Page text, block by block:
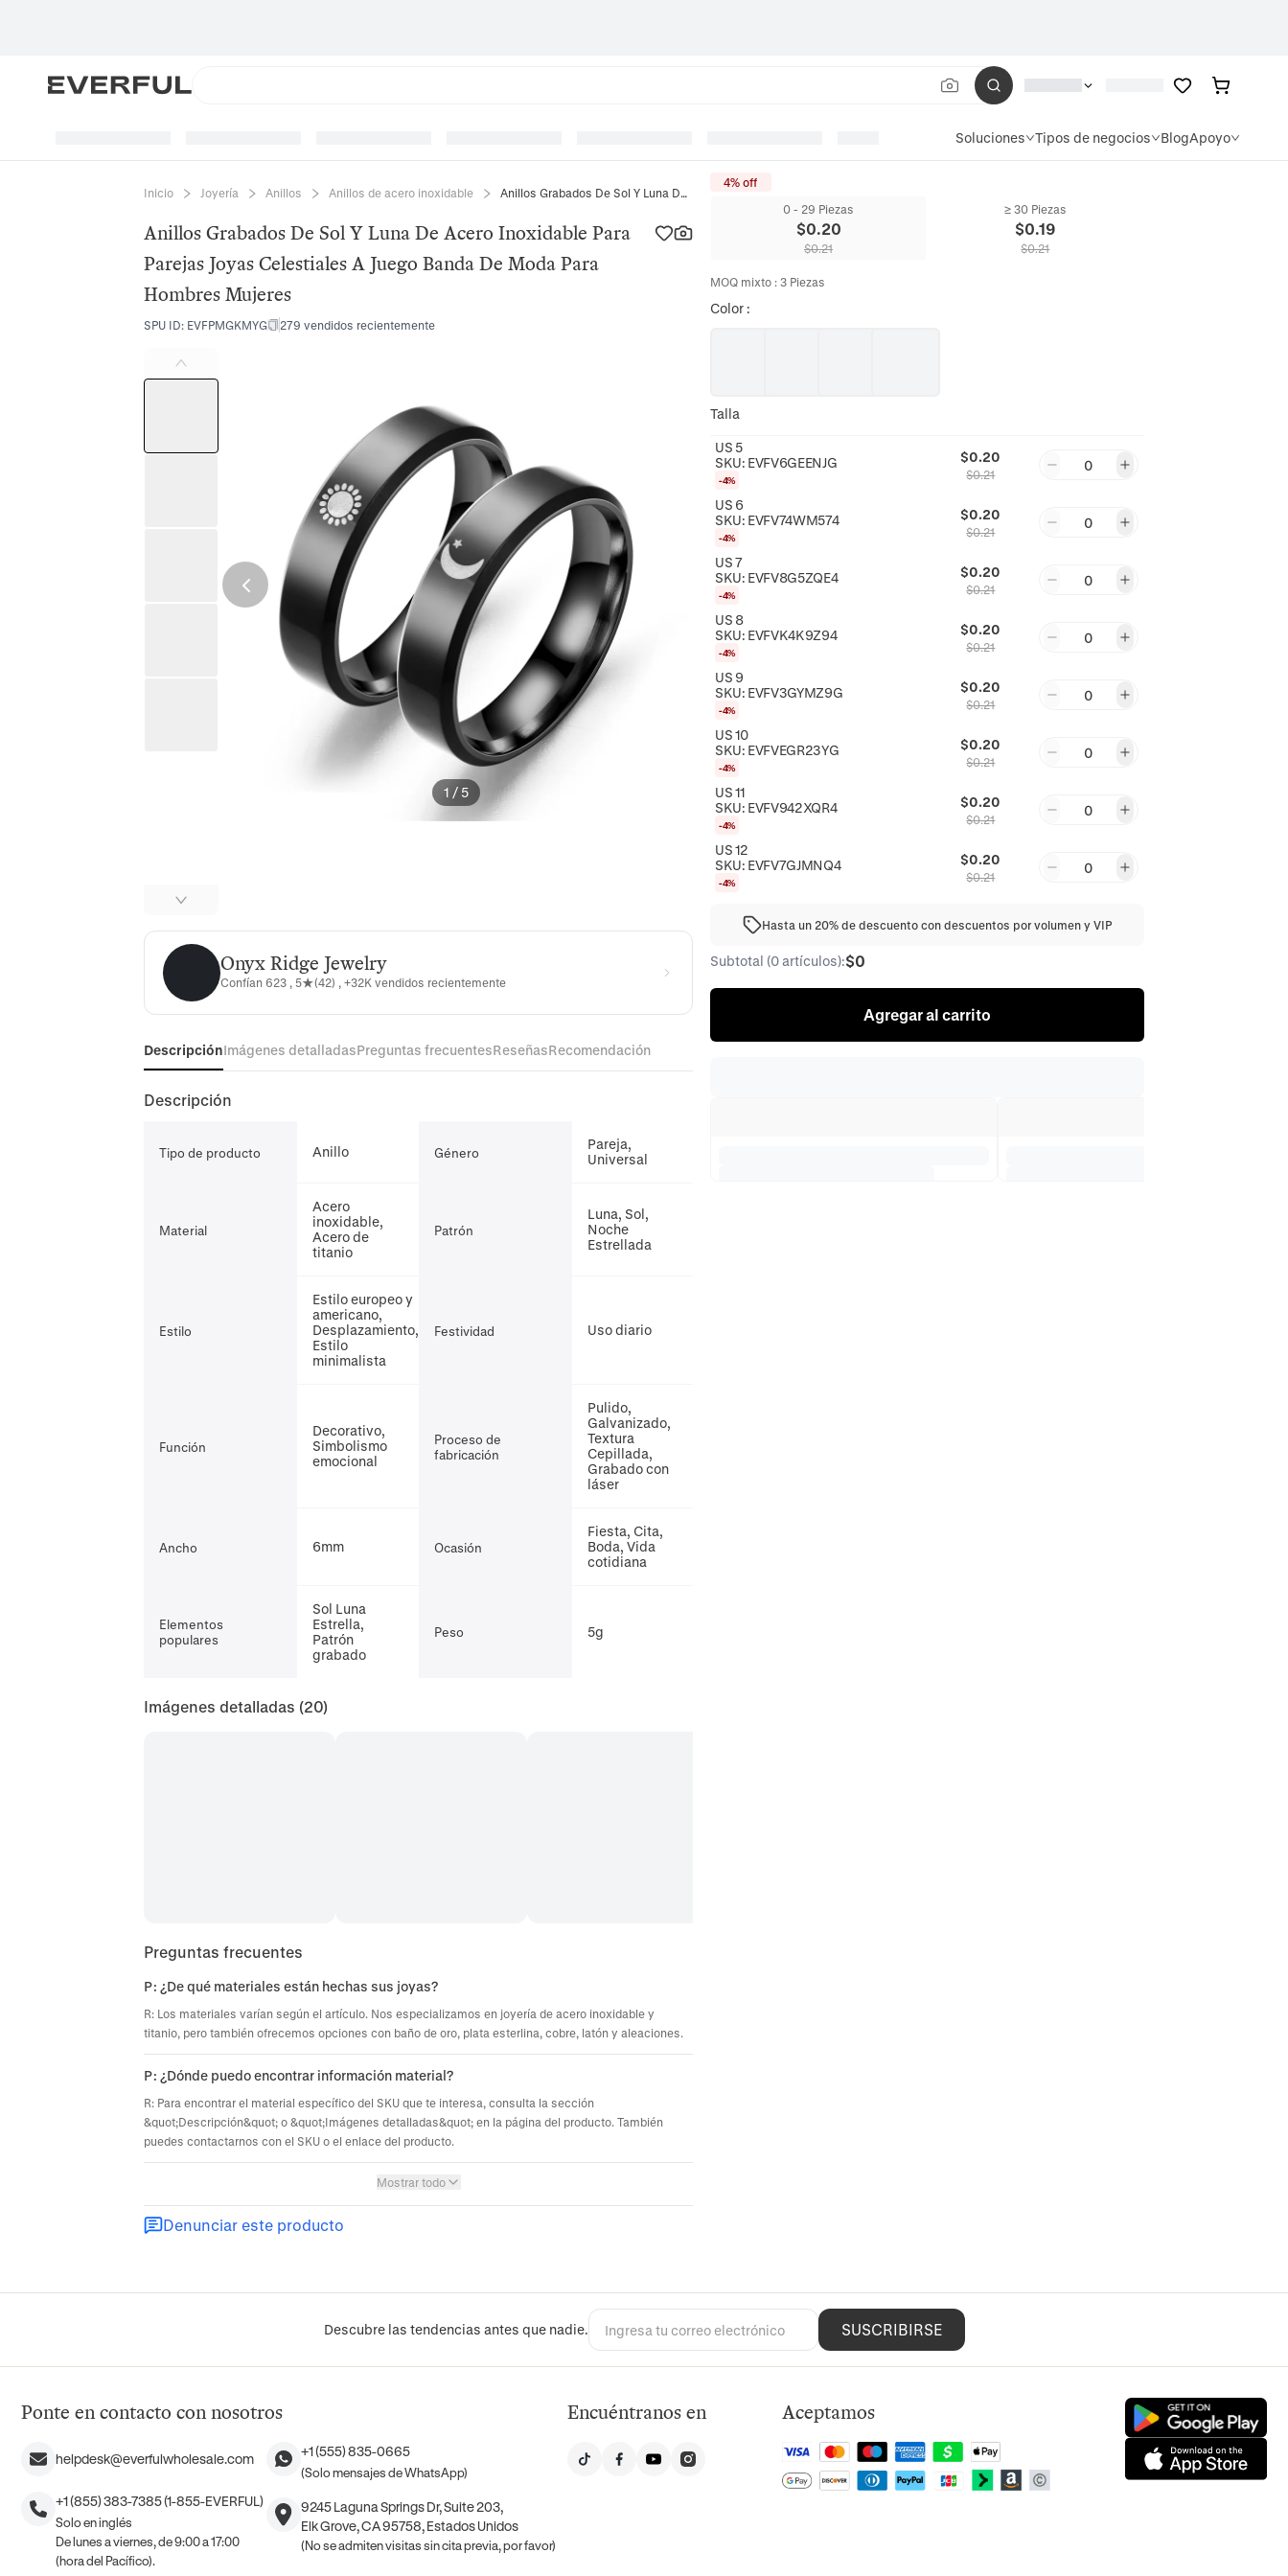
Soluciones Tipos de negocios BlogApoyo
Inicio Joyería Anillos Anillos de acero inoxidable Anillos Grabados De Sol Y Luna De Acero Inoxidable Para Parejas Joyas Celestiales A Juego Banda De Moda Para Hombres Mujeres
Anillos Grabados De Sol Y Luna De Acero Inoxidable Para
Parejas Joyas Celestiales A Juego Banda De Moda Para
Hombres Mujeres
SPU ID: EVFPMGKMYG 279 vendidos recientemente
1 / 5
Onyx Ridge Jewelry
Onyx Ridge Jewelry
Confían 623 , 5★(42) , +32K vendidos recientemente
DescripciónImágenes detalladasPreguntas frecuentesReseñasRecomendación
Descripción
Tipo de producto Anillo Género
Pareja,
Universal
Material
Acero
inoxidable,
Acero de
titanio
Patrón
Luna, Sol,
Noche
Estrellada
Estilo
Estilo europeo y
americano,
Desplazamiento,
Estilo
minimalista
Festividad Uso diario
Función
Decorativo,
Simbolismo
emocional
Proceso de
fabricación
Pulido,
Galvanizado,
Textura
Cepillada,
Grabado con
láser
Ancho 6mm Ocasión
Fiesta, Cita,
Boda, Vida
cotidiana
Elementos
populares
Sol Luna
Estrella,
Patrón
grabado
Peso 5g
Imágenes detalladas (20)
Preguntas frecuentes
P: ¿De qué materiales están hechas sus joyas?
R: Los materiales varían según el artículo. Nos especializamos en joyería de acero inoxidable y
titanio, pero también ofrecemos opciones con baño de oro, plata esterlina, cobre, latón y aleaciones.
P: ¿Dónde puedo encontrar información material?
R: Para encontrar el material específico del SKU que te interesa, consulta la sección
&quot;Descripción&quot; o &quot;Imágenes detalladas&quot; en la página del producto. También
puedes contactarnos con el SKU o el enlace del producto.
Mostrar todo
Denunciar este producto
4% off
0 - 29 Piezas
$0.20
$0.21
≥ 30 Piezas
$0.19
$0.21
MOQ mixto: 3 Piezas
Color:
Talla
US 5
SKU: EVFV6GEENJG
-4%
$0.20
$0.21
0
US 6
SKU: EVFV74WM574
-4%
$0.20
$0.21
0
US 7
SKU: EVFV8G5ZQE4
-4%
$0.20
$0.21
0
US 8
SKU: EVFVK4K9Z94
-4%
$0.20
$0.21
0
US 9
SKU: EVFV3GYMZ9G
-4%
$0.20
$0.21
0
US 10
SKU: EVFVEGR23YG
-4%
$0.20
$0.21
0
US 11
SKU: EVFV942XQR4
-4%
$0.20
$0.21
0
US 12
SKU: EVFV7GJMNQ4
-4%
$0.20
$0.21
0
Hasta un 20% de descuento con descuentos por volumen y VIP
Subtotal (0 artículos):$0
Agregar al carrito
Descubre las tendencias antes que nadie. SUSCRIBIRSE
Ponte en contacto con nosotros
helpdesk@everfulwholesale.com
+1 (855) 383-7385 (1-855-EVERFUL)
Solo en inglés
De lunes a viernes, de 9:00 a 17:00
(hora del Pacífico).
+1 (555) 835-0665
(Solo mensajes de WhatsApp)
9245 Laguna Springs Dr, Suite 203,
Elk Grove, CA 95758, Estados Unidos
(No se admiten visitas sin cita previa, por favor)
Encuéntranos en Aceptamos